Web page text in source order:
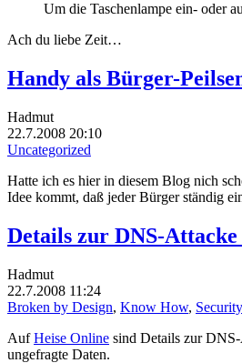
Um die Taschenlampe ein- oder
Ach du liebe Zeit…
Handy als Bürger-
Hadmut
22.7.2008 20:10
Uncategorized
Hatte ich es hier in diesem Blog nich
Idee kommt, daß jeder Bürger ständig
Details zur DNS-
Hadmut
22.7.2008 11:24
Broken by Design, Know How, Security
AufHeise Online sind Details zur
ungefragte Daten.